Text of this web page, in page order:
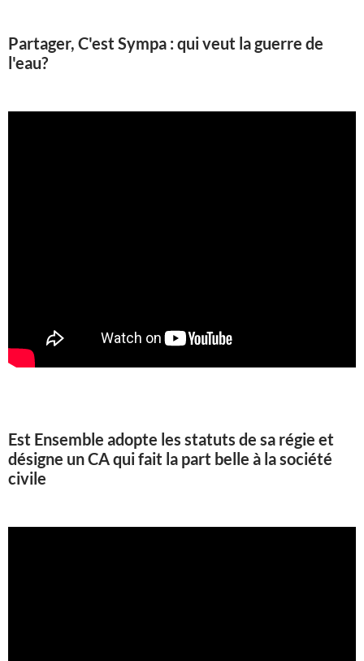
Partager, C'est Sympa : qui veut la guerre de
l'eau?
Est Ensemble adopte les statuts de sa régie et
désigne un CA qui fait la part belle à la société
civile